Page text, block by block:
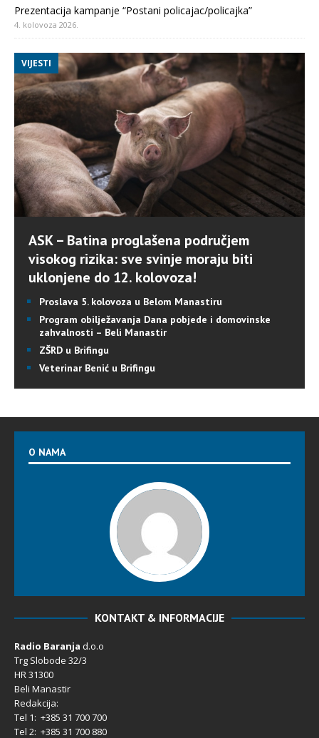
Prezentacija kampanje “Postani policajac/policajka”
4. kolovoza 2026.
VIJESTI
ASK – Batina proglašena područjem
visokog rizika: sve svinje moraju biti
uklonjene do 12. kolovoza!
Proslava 5. kolovoza u Belom Manastiru
Program obilježavanja Dana pobjede i domovinske
zahvalnosti – Beli Manastir
ZŠRD u Brifingu
Veterinar Benić u Brifingu
O NAMA
KONTAKT & INFORMACIJE
Radio Baranja d.o.o
Trg Slobode 32/3
HR 31300
Beli Manastir
Redakcija:
Tel 1: +385 31 700 700
Tel 2: +385 31 700 880